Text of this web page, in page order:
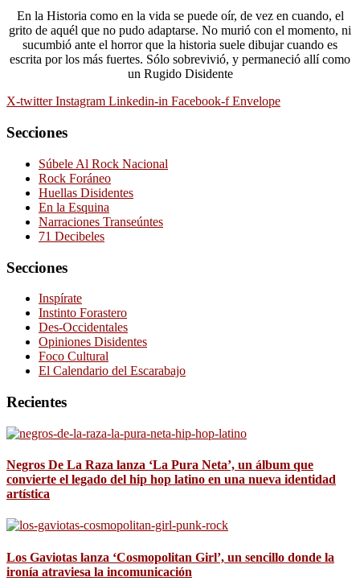
En la Historia como en la vida se puede oír, de vez en cuando, el
grito de aquél que no pudo adaptarse. No murió con el momento, ni
sucumbió ante el horror que la historia suele dibujar cuando es
escrita por los más fuertes. Sólo sobrevivió, y permaneció allí como
un Rugido Disidente
X-twitter Instagram Linkedin-in Facebook-f Envelope
Secciones
Súbele Al Rock Nacional
Rock Foráneo
Huellas Disidentes
En la Esquina
Narraciones Transeúntes
71 Decibeles
Secciones
Inspírate
Instinto Forastero
Des-Occidentales
Opiniones Disidentes
Foco Cultural
El Calendario del Escarabajo
Recientes
Negros De La Raza lanza ‘La Pura Neta’, un álbum que
convierte el legado del hip hop latino en una nueva identidad
artística
Los Gaviotas lanza ‘Cosmopolitan Girl’, un sencillo donde la
ironía atraviesa la incomunicación